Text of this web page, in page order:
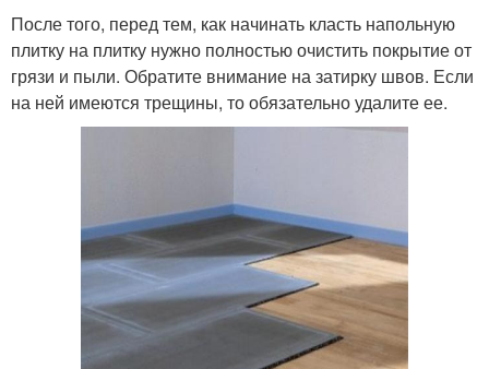
После того, перед тем, как начинать класть напольную
плитку на плитку нужно полностью очистить покрытие от
грязи и пыли. Обратите внимание на затирку швов. Если
на ней имеются трещины, то обязательно удалите ее.